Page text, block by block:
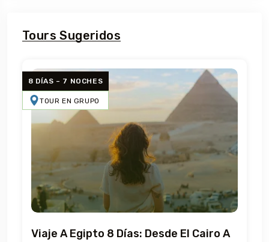
Tours Sugeridos
8 DÍAS – 7 NOCHES
TOUR EN GRUPO
Viaje A Egipto 8 Días: Desde El Cairo A